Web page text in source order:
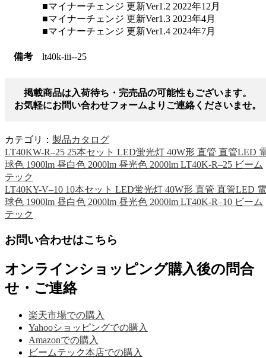
■マイナーチェンジ 更新Ver1.2 2022年12月
■マイナーチェンジ 更新Ver1.3 2023年4月
■マイナーチェンジ 更新Ver1.4 2024年7月
備考 lt40k-iii--25
掲載商品は入荷待ち・完売品の可能性もございます。
お気軽にお問い合わせフォームよりご連絡くださいませ。
カテゴリ： 製品カタログ
LT40KW-R–25 25本セット LED蛍光灯 40W形 直管 直管LED
球色 1900lm 昼白色 2000lm 昼光色 2000lm LT40K-R–25 ビーム
テック
LT40KY-V–10 10本セット LED蛍光灯 40W形 直管 直管LED 電
球色 1900lm 昼白色 2000lm 昼光色 2000lm LT40K-R–10 ビーム
テック
お問い合わせはこちら
オンラインショッピング購入後の問合
せ・ご連絡
楽天市場での購入
Yahooショッピングでの購入
Amazonでの購入
ビームテック本店での購入